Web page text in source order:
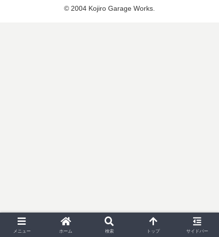
© 2004 Kojiro Garage Works.
メニュー ホーム 検索 トップ サイドバー